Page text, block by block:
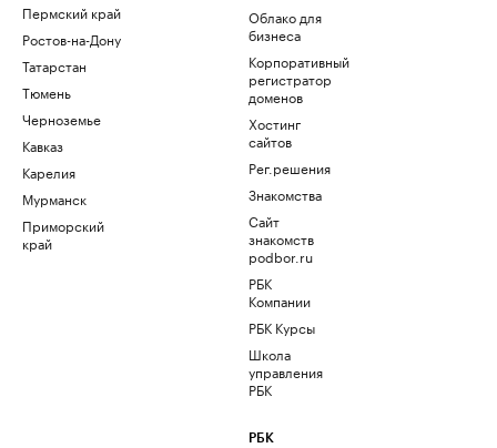
Пермский край
Ростов-на-Дону
Татарстан
Тюмень
Черноземье
Кавказ
Карелия
Мурманск
Приморский
край
Облако для
бизнеса
Корпоративный
регистратор
доменов
Хостинг
сайтов
Рег.решения
Знакомства
Сайт
знакомств
podbor.ru
РБК
Компании
РБК Курсы
Школа
управления
РБК
РБК